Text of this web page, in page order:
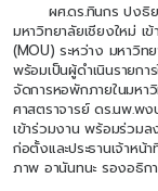
ผศ.ดร.ทินกร ปงธิยา
มหาวิทยาลัยเชียงใหม่
(MOU) ระหว่าง มหาวิท
พร้อมเป็นผู้ดำเนินรายก
จัดการหอพักภายในมหา
ศาสตราจารย์ ดร.นพ.พ
เข้าร่วมงาน พร้อมร่วม
ก่อตั้งและประธานเจ้าห
ภาพ อานันทนะ รองอธิก